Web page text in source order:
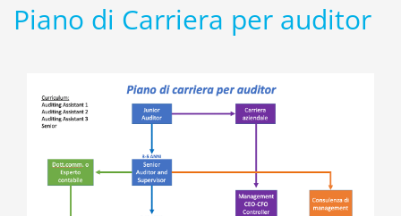
Piano di Carriera per auditor